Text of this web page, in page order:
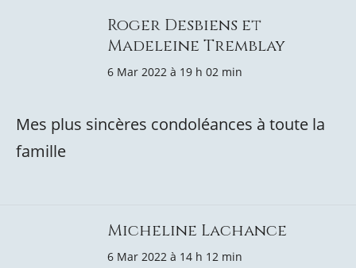
Roger Desbiens et
Madeleine Tremblay
6 Mar 2022 à 19 h 02 min
Mes plus sincères condoléances à toute la
famille
Micheline Lachance
6 Mar 2022 à 14 h 12 min